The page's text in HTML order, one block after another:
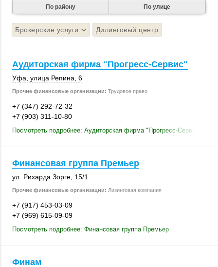
По району По улице
Брокерские услуги Дилинговый центр
Аудиторская фирма "Прогресс-Сервис"
Уфа улица Репина, 6
Прочие финансовые организации: Трудовое право
+7 (347) 292-72-32
+7 (903) 311-10-80
Посмотреть подробнее: Аудиторская фирма "Прогресс-Сервис"
Финансовая группа Премьер
ул. Рихарда Зорге 15/1
Прочие финансовые организации: Лизинговая компания
+7 (917) 453-03-09
+7 (969) 615-09-09
Посмотреть подробнее: Финансовая группа Премьер
Финам